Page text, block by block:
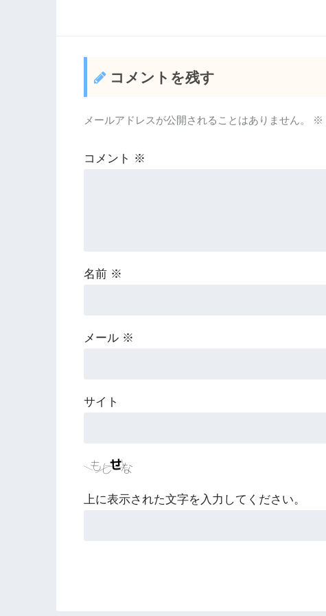
コメントを残す
メールアドレスが公開されることはありません。 ※
コメント ※
名前 ※
メール ※
サイト
上に表示された文字を入力してください。